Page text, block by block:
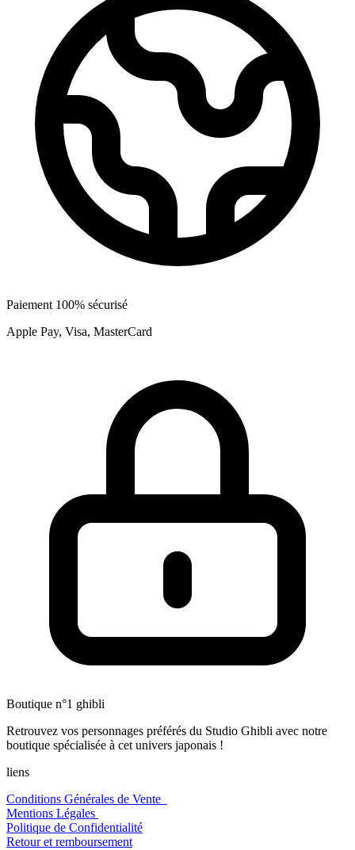
Paiement 100% sécurisé
Apple Pay, Visa, MasterCard
Boutique n°1 ghibli
Retrouvez vos personnages préférés du Studio Ghibli avec notre
boutique spécialisée à cet univers japonais !
liens
Conditions Générales de Vente
Mentions Légales
Politique de Confidentialité
Retour et remboursement